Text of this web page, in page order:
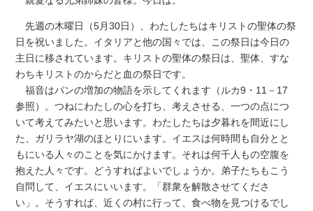
先週の木曜日（5月30日）、わたしたちはキリストの聖体の祭
日を祝いました。イタリアと他の国々では、この祭日は今日の
主日に移されています。キリストの聖体の祭日は、聖体、すな
わちキリストのからだと血の祭日です。
福音はパンの増加の物語を示してくれます（ルカ9・11－17
参照）。つねにわたしの心を打ち、考えさせる、一つの点につ
いて考えてみたいと思います。わたしたちは夕暮れを間近にし
た、ガリラヤ湖のほとりにいます。イエスは何時間も自分とと
もにいる人々のことを気にかけます。それは何千人もの空腹を
抱えた人々です。どうすればよいでしょうか。弟子たちもこう
自問して、イエスにいいます。「群衆を解散させてくださ
い」。そうすれば、近くの村に行って、食べ物を見つけるでし